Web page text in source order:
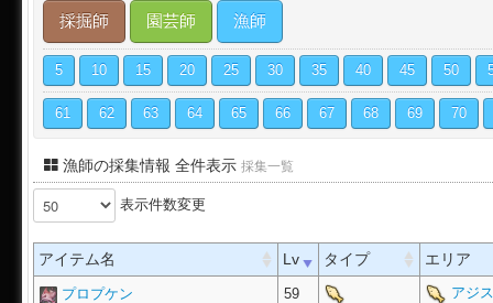
採掘師 園芸師 漁師
5 10 15 20 25 30 35 40 45 50
61 62 63 64 65 66 67 68 69 70
漁師の採集情報 全件表示 採集一覧
表示件数変更
アイテム名 Lv タイプ エリア
プロプケン 59 アジ